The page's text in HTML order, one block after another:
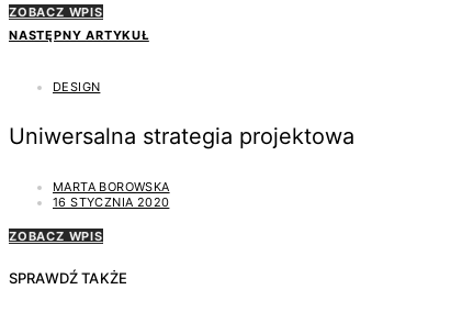
ZOBACZ WPIS
NASTĘPNY ARTYKUŁ
DESIGN
Uniwersalna strategia projektowa
MARTA BOROWSKA
16 STYCZNIA 2020
ZOBACZ WPIS
SPRAWDŹ TAKŻE